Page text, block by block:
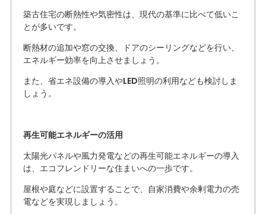
築古住宅の断熱性や気密性は、現代の基準に比べて低いこ
とが多いです。
断熱材の追加や窓の交換、ドアのシーリングなどを行い、
エネルギー効率を向上させましょう。
また、省エネ設備の導入やLED照明の利用なども検討しま
しょう。
再生可能エネルギーの活用
太陽光パネルや風力発電などの再生可能エネルギーの導入
は、エコフレンドリーな住まいへの一歩です。
屋根や庭などに設置することで、自家消費や余剰電力の売
電などを実現しましょう。